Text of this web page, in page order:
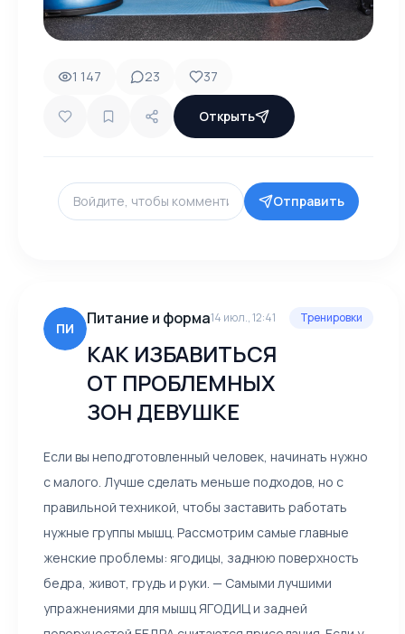
1 147 23 37
Открыть
Отправить
ПИ
Питание и форма14 июл., 12:41
КАК ИЗБАВИТЬСЯ
ОТ ПРОБЛЕМНЫХ
ЗОН ДЕВУШКЕ
Тренировки
Если вы неподготовленный человек, начинать нужно
с малого. Лучше сделать меньше подходов, но с
правильной техникой, чтобы заставить работать
нужные группы мышц. Рассмотрим самые главные
женские проблемы: ягодицы, заднюю поверхность
бедра, живот, грудь и руки. — Самыми лучшими
упражнениями для мышц ЯГОДИЦ и задней